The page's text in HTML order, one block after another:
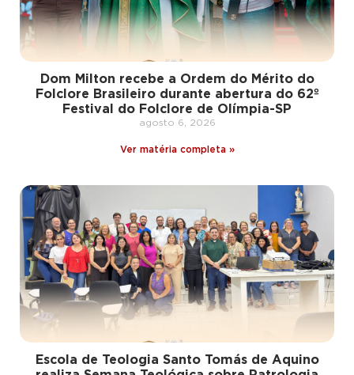
Dom Milton recebe a Ordem do Mérito do
Folclore Brasileiro durante abertura do 62º
Festival do Folclore de Olímpia-SP
agosto 6, 2026
Ver matéria completa »
Escola de Teologia Santo Tomás de Aquino